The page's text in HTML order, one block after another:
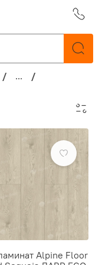
...
Alpine Floor